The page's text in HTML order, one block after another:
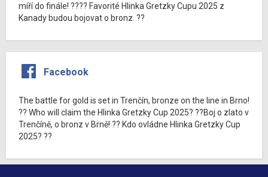
míří do finále! ???? Favorité Hlinka Gretzky Cupu 2025 z
Kanady budou bojovat o bronz. ??
Facebook
The battle for gold is set in Trenčín, bronze on the line in Brno!
?? Who will claim the Hlinka Gretzky Cup 2025? ??Boj o zlato v
Trenčíně, o bronz v Brně! ?? Kdo ovládne Hlinka Gretzky Cup
2025? ??